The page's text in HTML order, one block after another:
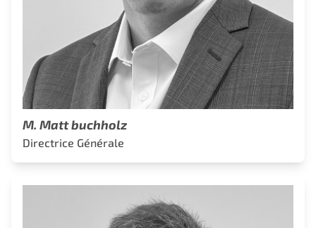
M. Matt buchholz
Directrice Générale